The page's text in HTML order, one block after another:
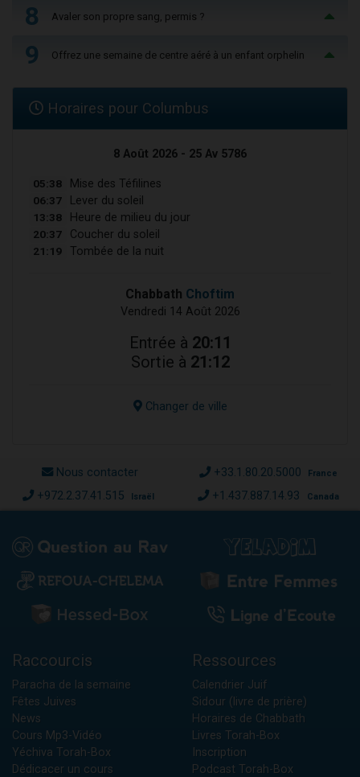
8 Avaler son propre sang, permis ?
9 Offrez une semaine de centre aéré à un enfant orphelin
Horaires pour Columbus
8 Août 2026 - 25 Av 5786
05:38 Mise des Téfilines
06:37 Lever du soleil
13:38 Heure de milieu du jour
20:37 Coucher du soleil
21:19 Tombée de la nuit
Chabbath Choftim
Vendredi 14 Août 2026
Entrée à 20:11
Sortie à 21:12
Changer de ville
Nous contacter +33.1.80.20.5000 France
+972.2.37.41.515 Israël +1.437.887.14.93 Canada
Raccourcis
Paracha de la semaine
Fêtes Juives
News
Cours Mp3-Vidéo
Yéchiva Torah-Box
Dédicacer un cours
Ressources
Calendrier Juif
Sidour (livre de prière)
Horaires de Chabbath
Livres Torah-Box
Inscription
Podcast Torah-Box